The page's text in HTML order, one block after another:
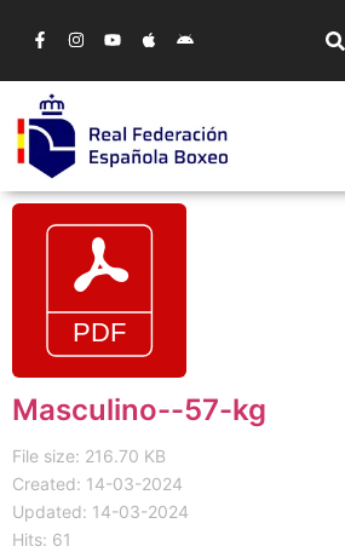
Masculino--57-kg
File size: 216.70 KB
Created: 14-03-2024
Updated: 14-03-2024
Hits: 61